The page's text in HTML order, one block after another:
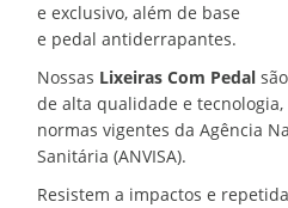
e exclusivo, além de base
e pedal antiderrapantes.
Nossas Lixeiras Com Pedal
de alta qualidade e
normas vigentes da Agência
Sanitária (ANVISA).
Resistem a impactos e